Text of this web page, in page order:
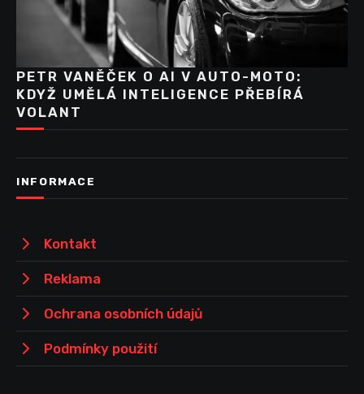
PETR VANĚČEK O AI V AUTO-MOTO:
KDYŽ UMĚLÁ INTELIGENCE PŘEBÍRÁ
VOLANT
INFORMACE
Kontakt
Reklama
Ochrana osobních údajů
Podmínky použití